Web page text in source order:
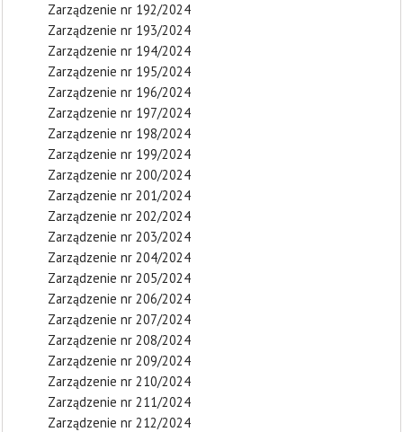
Zarządzenie nr 192/2024
Zarządzenie nr 193/2024
Zarządzenie nr 194/2024
Zarządzenie nr 195/2024
Zarządzenie nr 196/2024
Zarządzenie nr 197/2024
Zarządzenie nr 198/2024
Zarządzenie nr 199/2024
Zarządzenie nr 200/2024
Zarządzenie nr 201/2024
Zarządzenie nr 202/2024
Zarządzenie nr 203/2024
Zarządzenie nr 204/2024
Zarządzenie nr 205/2024
Zarządzenie nr 206/2024
Zarządzenie nr 207/2024
Zarządzenie nr 208/2024
Zarządzenie nr 209/2024
Zarządzenie nr 210/2024
Zarządzenie nr 211/2024
Zarządzenie nr 212/2024